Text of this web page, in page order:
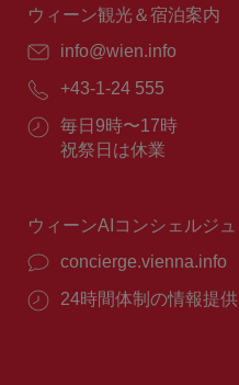
間：
ウィーン観光＆宿泊案内
E
ー
ル：
info@wien.info
電
番
号：
+43-1-24 555
営
業
毎日9時〜17時
祝祭日は休業
ウィーンAIコンシェルジュ
concierge.vienna.info
24時間体制の情報提供